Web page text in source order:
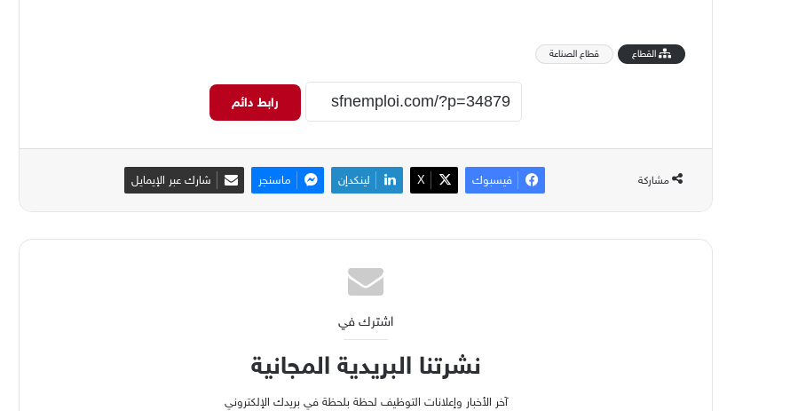
القطاع قطاع الصناعة
رابط دائم
مشاركة فيسبوك ‫X لينكدإن ماسنجر شارك عبر الإيمايل
اشترك في
نشرتنا البريدية المجانية
آخر الأخبار وإعلانات التوظيف لحظة بلحظة في بريدك الإلكتروني